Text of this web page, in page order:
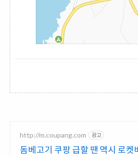
http://m.coupang.com 광고
돔베고기 쿠팡 급할 땐 역시 로켓